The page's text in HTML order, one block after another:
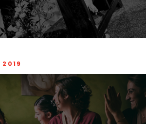
2019